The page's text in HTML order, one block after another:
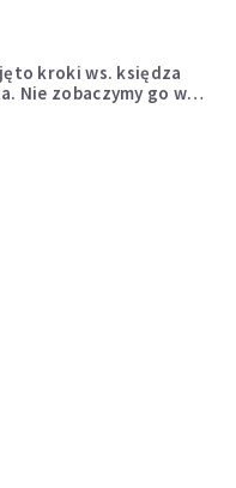
kroki ws. księdza
Nie zobaczymy go w